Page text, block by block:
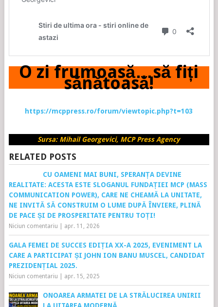
O zi frumoasă…să fiți
sănătoasă!
https://mcppress.ro/forum/viewtopic.php?t=103
Sursa: Mihail Georgevici, MCP Press Agency
RELATED POSTS
CU OAMENI MAI BUNI, SPERANȚA DEVINE
REALITATE: ACESTA ESTE SLOGANUL FUNDAȚIEI MCP (MASS
COMMUNICATION POWER), CARE NE CHEAMĂ LA UNITATE,
NE INVITĂ SĂ CONSTRUIM O LUME DUPĂ ÎNVIERE, PLINĂ
DE PACE ȘI DE PROSPERITATE PENTRU TOȚI!
Niciun comentariu apr. 11, 2026
GALA FEMEI DE SUCCES EDIȚIA XX-A 2025, EVENIMENT LA
CARE A PARTICIPAT ȘI JOHN ION BANU MUSCEL, CANDIDAT
PREZIDENȚIAL 2025.
Niciun comentariu apr. 15, 2025
ONOAREA ARMATEI DE LA STRĂLUCIREA UNIRII